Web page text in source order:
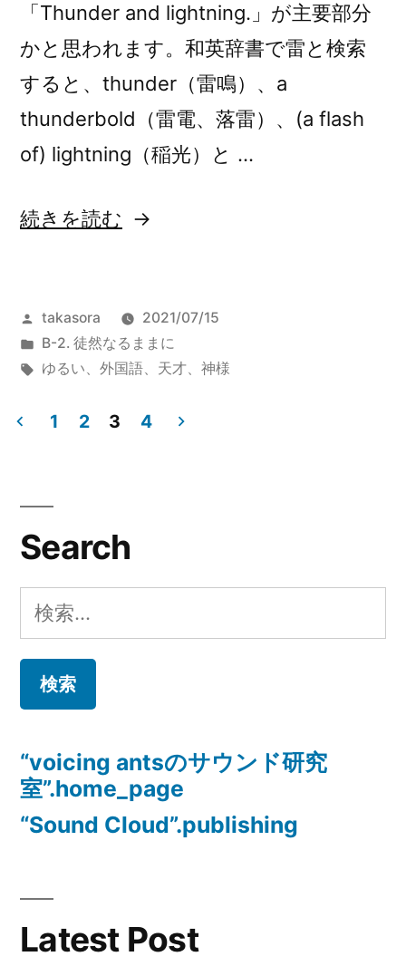
の
「Thunder and lightning.」が主要部分
かと思われます。和英辞書で雷と検索
すると、thunder（雷鳴）、a
thunderbold（雷電、落雷）、(a flash
of) lightning（稲光）と …
“英
ス
ニ
グ
特
殊
能
力”
続きを読む
投
稿
者:
takasora
2021/07/15
カ
テ
リ
B-2. 徒然なるままに
タ
ゆるい、 外国語、 天才、 神様
稿
ナ
ビ
ー
シ
ン
1 2 3 4
Search
検
索:
“voicing antsのサウンド研究
室”.home_page
“Sound Cloud”.publishing
Latest Post